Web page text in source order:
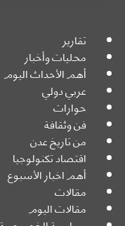
تقارير
محليات وأخبار
أهم الأحداث اليوم
عربي دولي
حوارات
فن وثقافة
من تاريخ عدن
اقتصاد تكنولوجيا
أهم اخبار الأسبوع
مقالات
مقالات اليوم